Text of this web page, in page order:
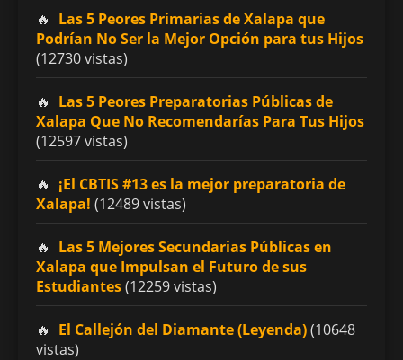
Las 5 Peores Primarias de Xalapa que
Podrían No Ser la Mejor Opción para tus Hijos
(12730 vistas)
Las 5 Peores Preparatorias Públicas de
Xalapa Que No Recomendarías Para Tus Hijos
(12597 vistas)
¡El CBTIS #13 es la mejor preparatoria de
Xalapa! (12489 vistas)
Las 5 Mejores Secundarias Públicas en
Xalapa que Impulsan el Futuro de sus
Estudiantes(12259 vistas)
El Callejón del Diamante (Leyenda)(10648
vistas)